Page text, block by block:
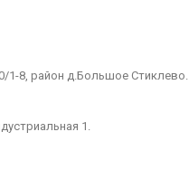
8, район д.Большое Стиклево.
1.